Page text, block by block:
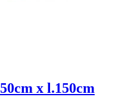
x l.150cm